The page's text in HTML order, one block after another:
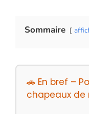
Sommaire
🚗 En bref –
chapeaux de